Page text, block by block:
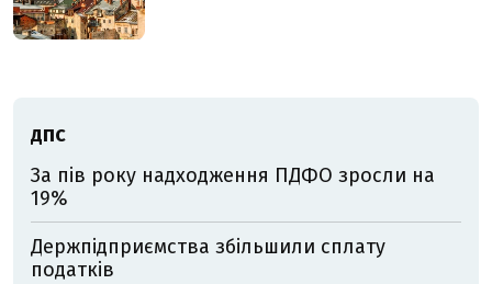
ДПС
За пів року надходження ПДФО зросли на
19%
Держпідприємства збільшили сплату
податків